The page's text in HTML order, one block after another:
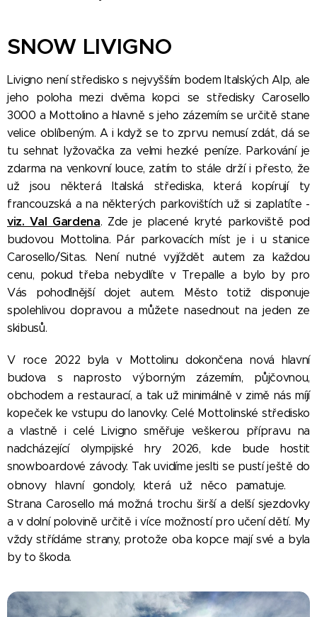
SNOW LIVIGNO
Livigno není středisko s nejvyšším bodem Italských Alp, ale
jeho poloha mezi dvěma kopci se středisky Carosello
3000 a Mottolino a hlavně s jeho zázemím se určitě stane
velice oblíbeným. A i když se to zprvu nemusí zdát, dá se
tu sehnat lyžovačka za velmi hezké peníze. Parkování je
zdarma na venkovní louce, zatím to stále drží i přesto, že
už jsou některá Italská střediska, která kopírují ty
francouzská a na některých parkovištích už si zaplatíte -
viz. Val Gardena. Zde je placené kryté parkoviště pod
budovou Mottolina. Pár parkovacích míst je i u stanice
Carosello/Sitas. Není nutné vyjíždět autem za každou
cenu, pokud třeba nebydlíte v Trepalle a bylo by pro
Vás pohodlnější dojet autem. Město totiž disponuje
spolehlivou dopravou a můžete nasednout na jeden ze
skibusů.
V roce 2022 byla v Mottolinu dokončena nová hlavní
budova s naprosto výborným zázemím, půjčovnou,
obchodem a restaurací, a tak už minimálně v zimě nás míjí
kopeček ke vstupu do lanovky. Celé Mottolinské středisko
a vlastně i celé Livigno směřuje veškerou přípravu na
nadcházející olympijské hry 2026, kde bude hostit
snowboardové závody. Tak uvidíme jeslti se pustí ještě do
obnovy hlavní gondoly, která už něco pamatuje.
Strana Carosello má možná trochu širší a delší sjezdovky
a v dolní polovině určitě i více možností pro učení dětí. My
vždy střídáme strany, protože oba kopce mají své a byla
by to škoda.